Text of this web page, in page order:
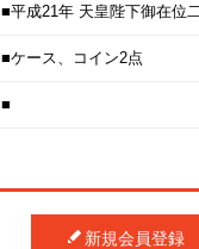
■平成21年 天皇陛下御在位
■ケース、コイン2点
■
新規会員登録